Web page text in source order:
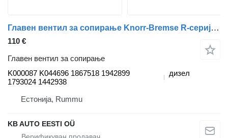
Главен вентил за сопирање Knorr-Bremse R-серија (01.04-) K000087 K044696 за камион Scania P,G,R,T-series (2004-2017)
110 €
Главен вентил за сопирање
K000087 K044696 1867518 1942899
1793024 1442938
дизел
Естонија, Rummu
KB AUTO EESTI OÜ